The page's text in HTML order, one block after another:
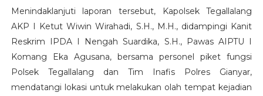
Menindaklanjuti laporan tersebut, Kapolsek Tegallalang
AKP I Ketut Wiwin Wirahadi, S.H., M.H., didampingi Kanit
Reskrim IPDA I Nengah Suardika, S.H., Pawas AIPTU I
Komang Eka Agusana, bersama personel piket fungsi
Polsek Tegallalang dan Tim Inafis Polres Gianyar,
mendatangi lokasi untuk melakukan olah tempat kejadian